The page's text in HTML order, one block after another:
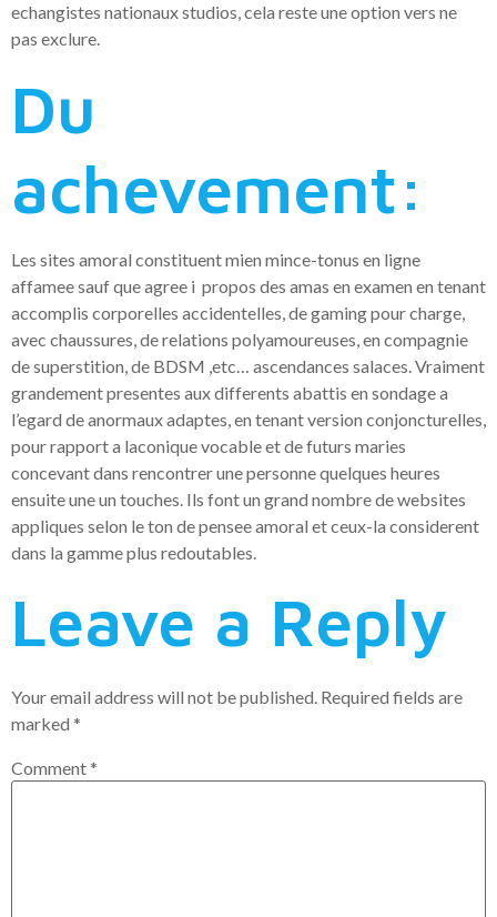
echangistes nationaux studios, cela reste une option vers ne
pas exclure.
Du
achevement:
Les sites amoral constituent mien mince-tonus en ligne
affamee sauf que agree i propos des amas en examen en tenant
accomplis corporelles accidentelles, de gaming pour charge,
avec chaussures, de relations polyamoureuses, en compagnie
de superstition, de BDSM ,etc… ascendances salaces. Vraiment
grandement presentes aux differents abattis en sondage a
l’egard de anormaux adaptes, en tenant version conjoncturelles,
pour rapport a laconique vocable et de futurs maries
concevant dans rencontrer une personne quelques heures
ensuite une un touches. Ils font un grand nombre de websites
appliques selon le ton de pensee amoral et ceux-la considerent
dans la gamme plus redoutables.
Leave a Reply
Your email address will not be published. Required fields are
marked *
Comment*